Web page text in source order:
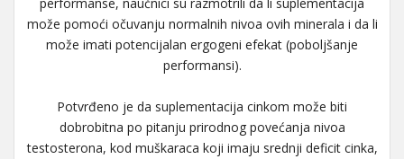
može pomoći očuvanju normalnih nivoa ovih minerala i da li
može imati potencijalan ergogeni efekat (poboljšanje
performansi).
Potvrđeno je da suplementacija cinkom može biti
dobrobitna po pitanju prirodnog povećanja nivoa
testosterona, kod muškaraca koji imaju srednji deficit cinka,